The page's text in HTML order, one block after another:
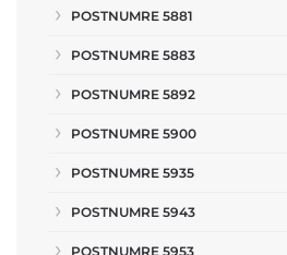
POSTNUMRE 5881
POSTNUMRE 5883
POSTNUMRE 5892
POSTNUMRE 5900
POSTNUMRE 5935
POSTNUMRE 5943
POSTNUMRE 5953